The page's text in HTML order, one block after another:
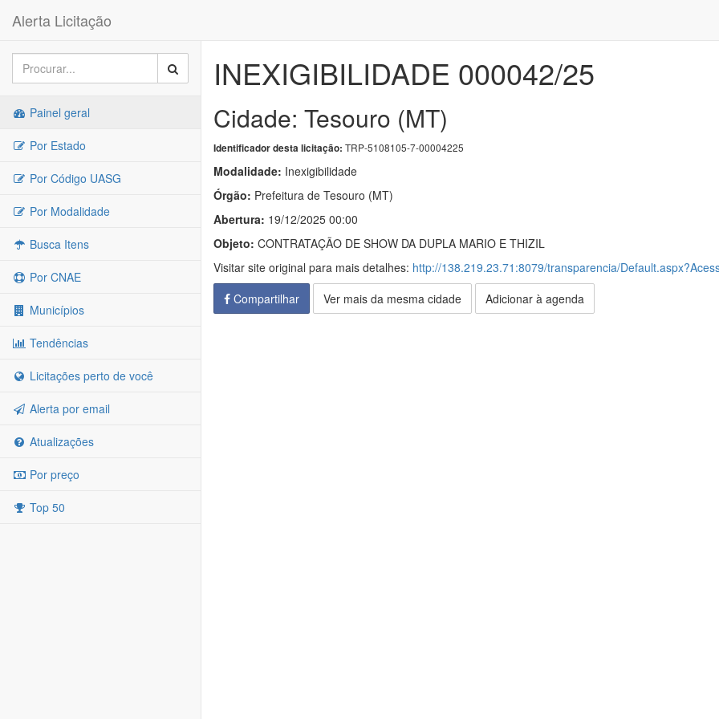
Alerta Licitação
Painel geral
Por Estado
Por Código UASG
Por Modalidade
Busca Itens
Por CNAE
Municípios
Tendências
Licitações perto de você
Alerta por email
Atualizações
Por preço
Top 50
INEXIGIBILIDADE 000042/25
Cidade: Tesouro (MT)
Identificador desta licitação: TRP-5108105-7-00004225
Modalidade: Inexigibilidade
Órgão: Prefeitura de Tesouro (MT)
Abertura: 19/12/2025 00:00
Objeto: CONTRATAÇÃO DE SHOW DA DUPLA MARIO E THIZIL
Visitar site original para mais detalhes: http://138.219.23.71:8079/transparencia/
Compartilhar
Ver mais da mesma cidade Adicionar à agenda